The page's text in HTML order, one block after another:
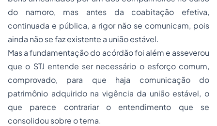
do namoro, mas antes da coabitação efetiva,
continuada e pública, a rigor não se comunicam, pois
ainda não se faz existente a união estável.
Mas a fundamentação do acórdão foi além e asseverou
que o STJ entende ser necessário o esforço comum,
comprovado, para que haja comunicação do
patrimônio adquirido na vigência da união estável, o
que parece contrariar o entendimento que se
consolidou sobre o tema.